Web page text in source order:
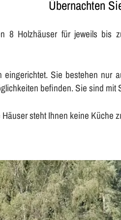
Übernachten
8 Holzhäuser für jeweils bis
Sie bestehen nur
befinden. Sie sind mit
steht Ihnen keine Küche